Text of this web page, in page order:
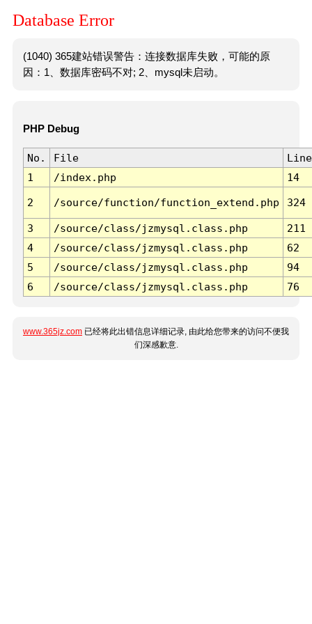
Database Error
(1040) 365建站错误警告：连接数据库失败，可能的原
因：1、数据库密码不对; 2、mysql未启动。
PHP Debug
No. File
Line
1
/index.php 14
2 /source/function/function_extend.php 324
3 /source/class/jzmysql.class.php
211
4
/source/class/jzmysql.class.php
62
5
/source/class/jzmysql.class.php
94
6
/source/class/jzmysql.class.php 76
www.365jz.com 已经将此出错信息详细记录, 由此给您带来的访问不便我
们深感歉意.